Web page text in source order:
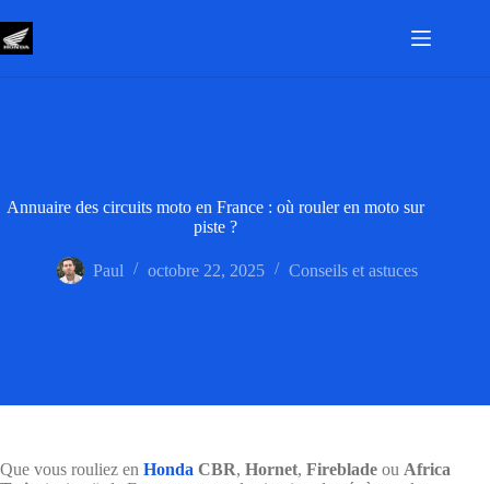
au
contenu
Annuaire des circuits moto en France : où rouler en moto sur
piste ?
Paul octobre 22, 2025 Conseils et astuces
Que vous rouliez en Honda CBR, Hornet, Fireblade ou Africa